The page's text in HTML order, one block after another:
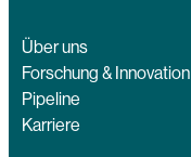
Über uns
Forschung & Innovation
Pipeline
Karriere